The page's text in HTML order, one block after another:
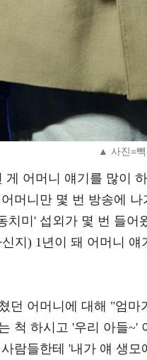
▲ 사진=
게 어머니 얘기를 많이
머니만 몇 번 방송에
치미' 섭외가 몇 번 들
지) 1년이 돼 어머니
던 어머니에 대해 "엄
척 하시고 '우리 아들~'
람들한테 '내가 얘 생